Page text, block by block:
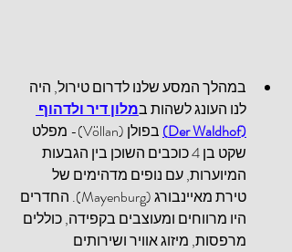
במהלך המסע שלנו לדרום טירול, היה
לנו העונג לשהות במלון דיר ולדהוף
(Der Waldhof)
בפולן (Völlan)- מפלט
שקט בן 4 כוכבים השוכן בין הגבעות
המיוערות, עם נופים מדהימים של
טירת מאיינבורג (Mayenburg). החדרים
היו מרווחים ומעוצבים בקפידה, כוללים
מרפסות, מיזוג אוויר ושירותים